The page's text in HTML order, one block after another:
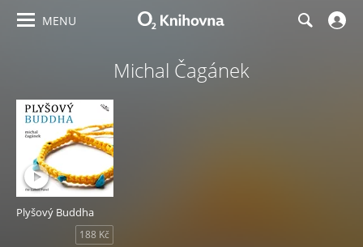
MENU
Michal Čagánek
Plyšový Buddha
188 Kč